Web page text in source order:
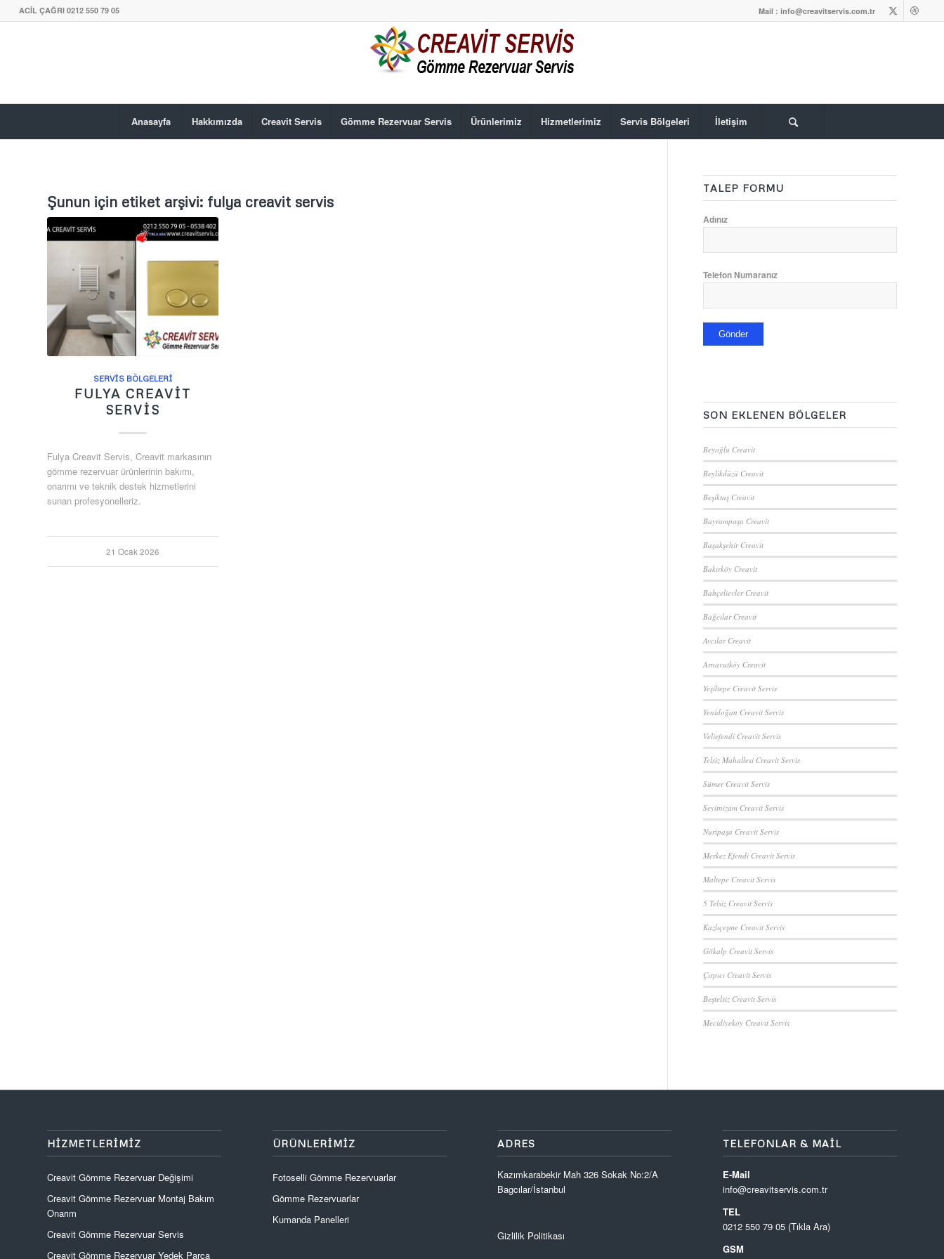
Mail : info@creavitservis.com.tr
ACİL ÇAĞRI 0212 550 79 05
Anasayfa Hakkımızda Creavit Servis Gömme Rezervuar Servis Ürünlerimiz Hizmetlerimiz Servis Bölgeleri İletişim
Şunun için etiket arşivi: fulya creavit servis
SERVIS BÖLGELERI
FULYA CREAVIT
SERVIS
Fulya Creavit Servis, Creavit markasının
gömme rezervuar ürünlerinin bakımı,
onarımı ve teknik destek hizmetlerini
sunan profesyonelleriz.
21 Ocak 2026
TALEP FORMU
Adınız
Telefon Numaranız
SON EKLENEN BÖLGELER
Beyoğlu Creavit
Beylikdüzü Creavit
Beşiktaş Creavit
Bayrampaşa Creavit
Başakşehir Creavit
Bakırköy Creavit
Bahçelievler Creavit
Bağcılar Creavit
Avcılar Creavit
Arnavutköy Creavit
Yeşiltepe Creavit Servis
Yenidoğan Creavit Servis
Veliefendi Creavit Servis
Telsiz Mahallesi Creavit Servis
Sümer Creavit Servis
Seyitnizam Creavit Servis
Nuripaşa Creavit Servis
Merkez Efendi Creavit Servis
Maltepe Creavit Servis
5 Telsiz Creavit Servis
Kazlıçeşme Creavit Servis
Gökalp Creavit Servis
Çırpıcı Creavit Servis
Beştelsiz Creavit Servis
Mecidiyeköy Creavit Servis
HIZMETLERIMIZ
Creavit Gömme Rezervuar Değişimi
Creavit Gömme Rezervuar Montaj Bakım
Onarım
Creavit Gömme Rezervuar Servis
Creavit Gömme Rezervuar Yedek Parça
ÜRÜNLERIMIZ
Fotoselli Gömme Rezervuarlar
Gömme Rezervuarlar
Kumanda Panelleri
ADRES
Kazımkarabekir Mah 326 Sokak No:2/A
Bagcılar/İstanbul
Gizlilik Politikası
TELEFONLAR & MAIL
E-Mail
info@creavitservis.com.tr
TEL
0212 550 79 05 (Tıkla Ara)
GSM